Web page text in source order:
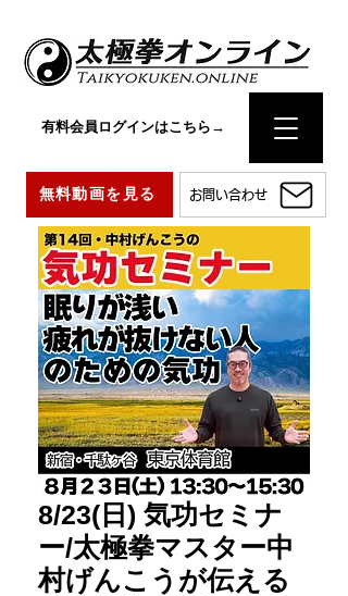
お問い合わせ
無料動画を見る
有料会員ログインはこちら→
8/23(日) 気功セミナ
ー/太極拳マスター中
村げんこうが伝える